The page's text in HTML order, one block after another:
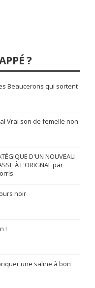
?
Beaucerons qui sortent
Vrai son de femelle non
D'UN NOUVEAU
À L'ORIGNAL par
noir
!
une saline à bon